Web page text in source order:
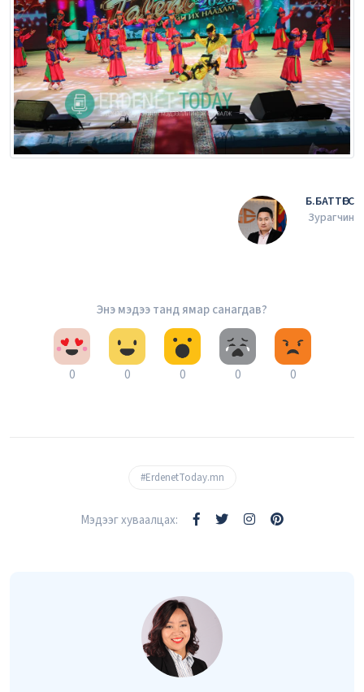
Б.БАТТӨГС
Зурагчин
Энэ мэдээ танд ямар санагдав?
0 0 0 0 0
#ErdenetToday.mn
Мэдээг хуваалцах: